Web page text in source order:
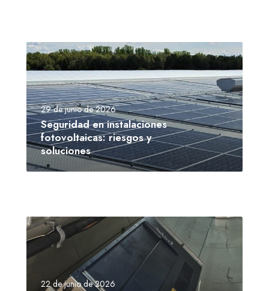
29 de junio de 2026
Seguridad en instalaciones
fotovoltaicas: riesgos y
soluciones
22 de junio de 2026